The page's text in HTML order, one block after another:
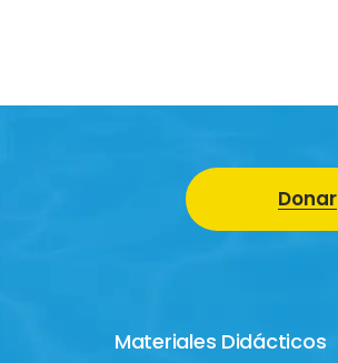
Donar
Materiales Didácticos